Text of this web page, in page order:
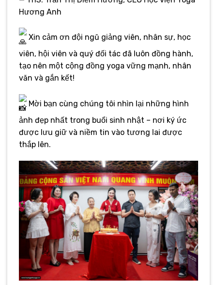
Hương Anh
Xin cảm ơn đội ngũ giảng viên, nhân sự, học
viên, hội viên và quý đối tác đã luôn đồng hành,
tạo nên một cộng đồng yoga vững mạnh, nhân
văn và gắn kết!
Mời bạn cùng chúng tôi nhìn lại những hình
ảnh đẹp nhất trong buổi sinh nhật – nơi ký ức
được lưu giữ và niềm tin vào tương lai được
thắp lên.